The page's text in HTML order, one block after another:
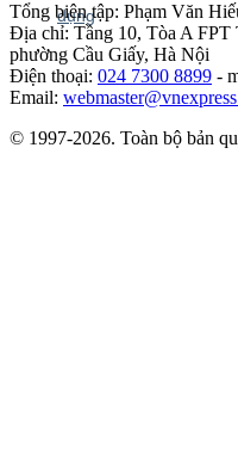
Tổng biên tập: Phạm Văn
Địa chỉ: Tầng 10, Tòa A FPT
phường Cầu Giấy, Hà Nội
Điện thoại: 024 7300 8899 -
Email:
© 1997-2026. Toàn bộ bản